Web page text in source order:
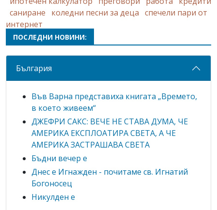
саниране
коледни песни за деца спечели пари от
интернет
ПОСЛЕДНИ НОВИНИ:
България
Във Варна представиха книгата „Времето,
в което живеем“
ДЖЕФРИ САКС: ВЕЧЕ НЕ СТАВА ДУМА, ЧЕ
АМЕРИКА ЕКСПЛОАТИРА СВЕТА, А ЧЕ
АМЕРИКА ЗАСТРАШАВА СВЕТА
Бъдни вечер е
Днес е Игнажден - почитаме св. Игнатий
Богоносец
Никулден е